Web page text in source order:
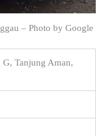
– Photo by Google
G, Tanjung Aman,